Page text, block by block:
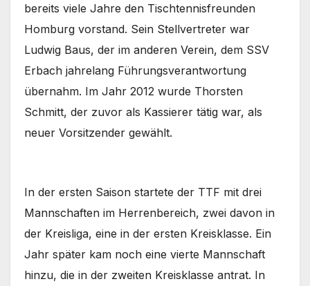
bereits viele Jahre den Tischtennisfreunden
Homburg vorstand. Sein Stellvertreter war
Ludwig Baus, der im anderen Verein, dem SSV
Erbach jahrelang Führungsverantwortung
übernahm. Im Jahr 2012 wurde Thorsten
Schmitt, der zuvor als Kassierer tätig war, als
neuer Vorsitzender gewählt.
In der ersten Saison startete der TTF mit drei
Mannschaften im Herrenbereich, zwei davon in
der Kreisliga, eine in der ersten Kreisklasse. Ein
Jahr später kam noch eine vierte Mannschaft
hinzu, die in der zweiten Kreisklasse antrat. In